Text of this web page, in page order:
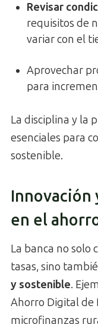
Revisar
requisitos de
variar con el
Aprovechar
para
La disciplina y la
esenciales para
sostenible.
Innovación
en el
La banca no solo
tasas, sino
y sostenible.
Ahorro Digital de
microfinanzas